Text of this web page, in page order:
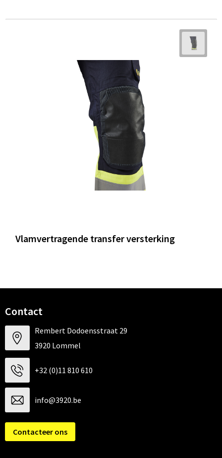
Vlamvertragende transfer versterking
Contact
Rembert Dodoensstraat 29
3920 Lommel
+32 (0)11 810 610
info@3920.be
Contacteer ons